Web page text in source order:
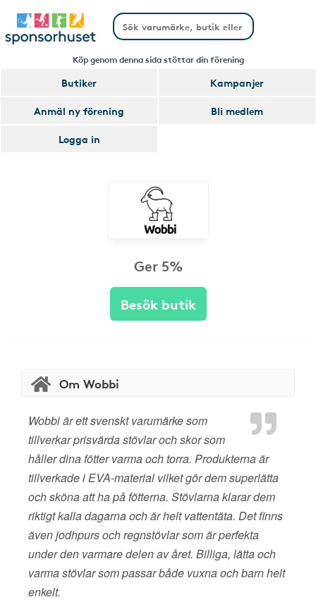
Köp genom denna sida stöttar din förening
Butiker
Kampanjer
Anmäl ny förening
Bli medlem
Logga in
Ger 5%
Besök butik
Om Wobbi
Wobbi är ett svenskt varumärke som
tillverkar prisvärda stövlar och skor som
håller dina fötter varma och torra. Produkterna är
tillverkade i EVA-material vilket gör dem superlätta
och sköna att ha på fötterna. Stövlarna klarar dem
riktigt kalla dagarna och är helt vattentäta. Det finns
även jodhpurs och regnstövlar som är perfekta
under den varmare delen av året. Billiga, lätta och
varma stövlar som passar både vuxna och barn helt
enkelt.